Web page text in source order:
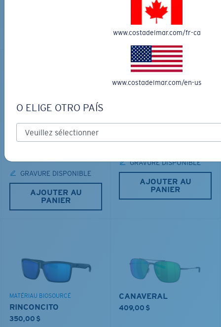
Découvrez des lunettes conçues pour chaque aventure
sur l’eau
MATÉRIAU BIOSOURCÉ
RINCON
GRAVURE DISPONIBLE
AJOUTER AU
PANIER
LOS ALIJOS
GRAVURE DISPONIBLE
AJOUTER AU
PANIER
MATÉRIAU BIOSOURCÉ
RINCONCITO
350,00 $
CANAVERAL
409,00 $
www.costadelmar.com/fr-ca
www.costadelmar.com/en-us
O ELIGE OTRO PAÍS